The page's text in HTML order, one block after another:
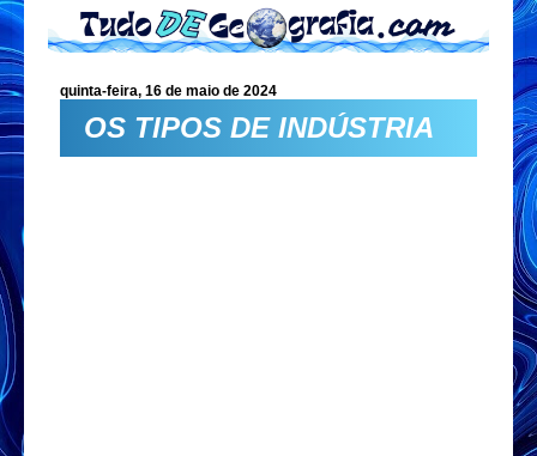
quinta-feira, 16 de maio de 2024
OS TIPOS DE INDÚSTRIA